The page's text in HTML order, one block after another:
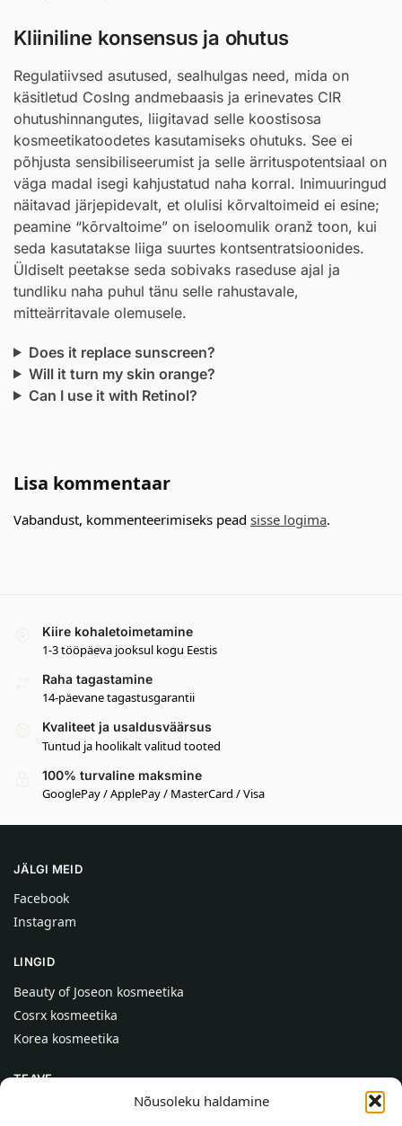
Nõusoleku haldamine
Kliiniline konsensus ja ohutus
Regulatiivsed asutused, sealhulgas need, mida on
käsitletud CosIng andmebaasis ja erinevates CIR
ohutushinnangutes, liigitavad selle koostisosa
kosmeetikatoodetes kasutamiseks ohutuks. See ei
põhjusta sensibiliseerumist ja selle ärrituspotentsiaal on
väga madal isegi kahjustatud naha korral. Inimuuringud
näitavad järjepidevalt, et olulisi kõrvaltoimeid ei esine;
peamine “kõrvaltoime” on iseloomulik oranž toon, kui
seda kasutatakse liiga suurtes kontsentratsioonides.
Üldiselt peetakse seda sobivaks raseduse ajal ja
tundliku naha puhul tänu selle rahustavale,
mitteärritavale olemusele.
Does it replace sunscreen?
Will it turn my skin orange?
Can I use it with Retinol?
Lisa kommentaar
Vabandust, kommenteerimiseks pead sisse logima.
Kiire kohaletoimetamine
1-3 tööpäeva jooksul kogu Eestis
Raha tagastamine
14-päevane tagastusgarantii
Kvaliteet ja usaldusväärsus
Tuntud ja hoolikalt valitud tooted
100% turvaline maksmine
GooglePay / ApplePay / MasterCard / Visa
JÄLGI MEID
Facebook
Instagram
LINGID
Beauty of Joseon kosmeetika
Cosrx kosmeetika
Korea kosmeetika
TEAVE